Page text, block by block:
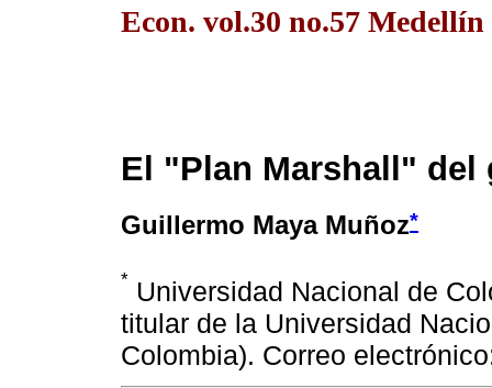
Econ. vol.30 no.57
El "Plan Marshall"
Guillermo Maya Muñoz*
* Universidad Nacional de
titular de la Universidad
Colombia). Correo